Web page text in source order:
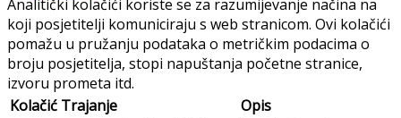
Analitički kolačići koriste se za razumijevanje načina na
koji posjetitelji komuniciraju s web stranicom. Ovi kolačići
pomažu u pružanju podataka o metričkim podacima o
broju posjetitelja, stopi napuštanja početne stranice,
izvoru prometa itd.
Kolačić Trajanje Opis